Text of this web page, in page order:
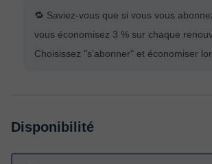
🔁 Saviez-vous que si vous vous
vous économisez 3 % sur chaque
Choisissez "s'abonner" et économiser
Disponibilité